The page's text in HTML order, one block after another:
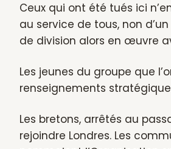
Ceux qui ont été tués ici
au service de tous, non
de division alors en œuvre
Les jeunes du groupe que
renseignements
Les bretons, arrêtés au
rejoindre Londres. Les